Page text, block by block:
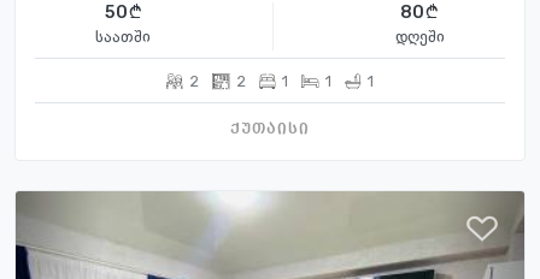
50
საათში
80
დღეში
2 2 1 1 1
ქუთაისი